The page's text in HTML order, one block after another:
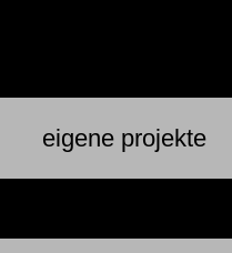
eigene projekte